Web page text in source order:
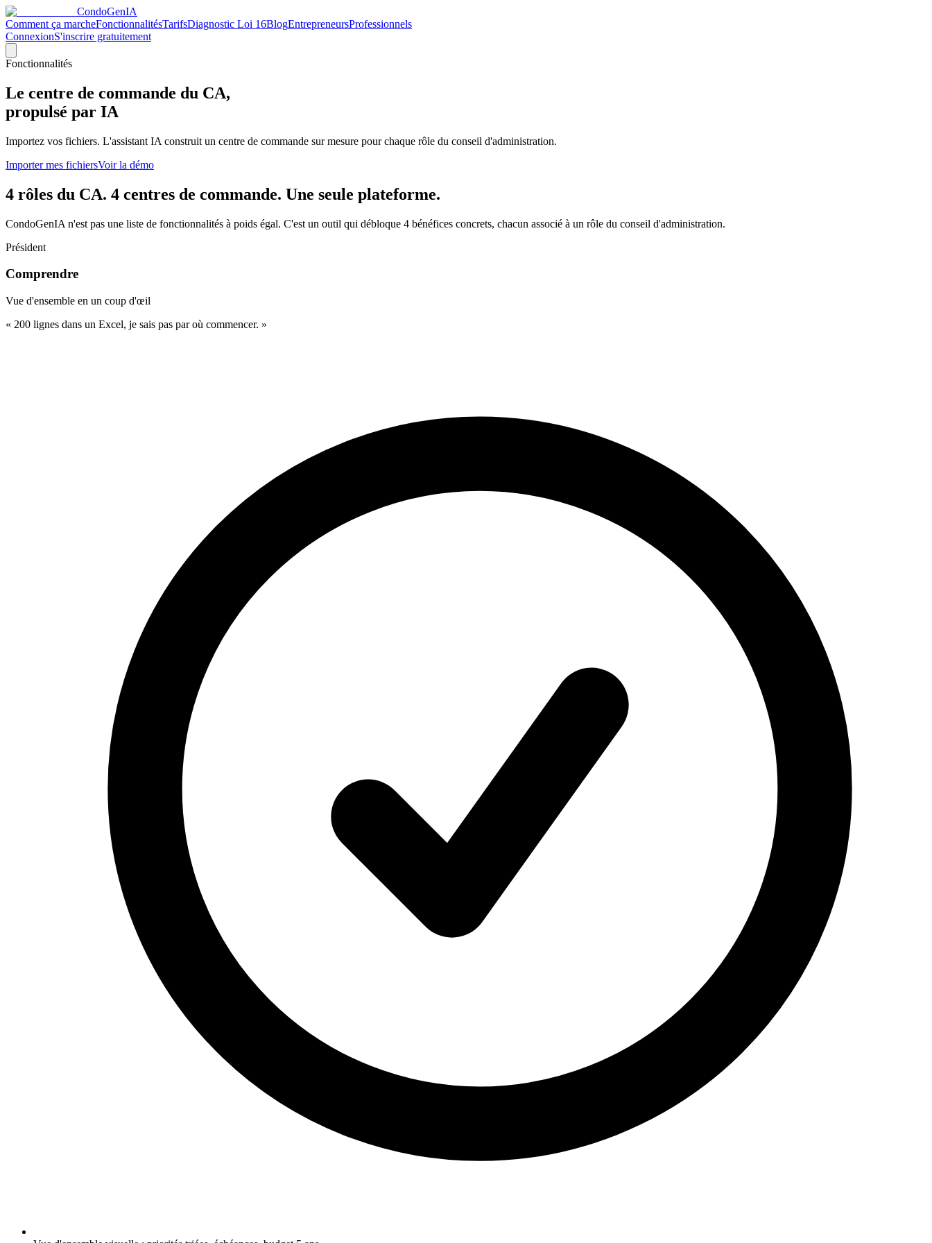
CondoGenIA
Comment ça marcheFonctionnalitésTarifsDiagnostic Loi 16BlogEntrepreneursProfessionnels
ConnexionS'inscrire gratuitement
Fonctionnalités
Le centre de commande du CA,
propulsé par IA
Importez vos fichiers. L'assistant IA construit un centre de commande sur mesure pour chaque rôle du conseil d'administration.
Importer mes fichiersVoir la démo
4 rôles du CA. 4 centres de commande. Une seule plateforme.
CondoGenIA n'est pas une liste de fonctionnalités à poids égal. C'est un outil qui débloque 4 bénéfices concrets, chacun associé à un rôle du conseil d'administration.
Président
Comprendre
Vue d'ensemble en un coup d'œil
« 200 lignes dans un Excel, je sais pas par où commencer. »